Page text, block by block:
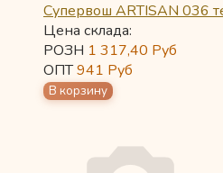
Супервош ARTISAN 036
Цена склада:
РОЗН 1 317,40 Руб
ОПТ941 Руб